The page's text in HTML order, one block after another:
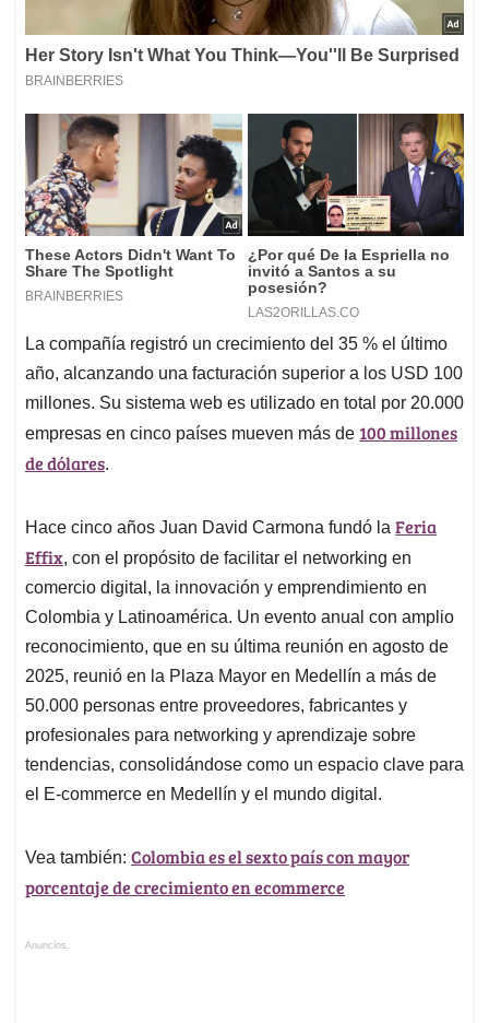
La compañía registró un crecimiento del 35 % el último
año, alcanzando una facturación superior a los USD 100
millones. Su sistema web es utilizado en total por 20.000
empresas en cinco países mueven más de 100 millones
de dólares.
Hace cinco años Juan David Carmona fundó la Feria
Effix, con el propósito de facilitar el networking en
comercio digital, la innovación y emprendimiento en
Colombia y Latinoamérica. Un evento anual con amplio
reconocimiento, que en su última reunión en agosto de
2025, reunió en la Plaza Mayor en Medellín a más de
50.000 personas entre proveedores, fabricantes y
profesionales para networking y aprendizaje sobre
tendencias, consolidándose como un espacio clave para
el E-commerce en Medellín y el mundo digital.
Vea también: Colombia es el sexto país con mayor
porcentaje de crecimiento en ecommerce
Anuncios.